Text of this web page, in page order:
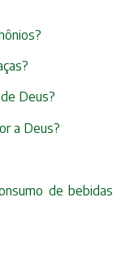
Deus?
a Deus?
de bebidas